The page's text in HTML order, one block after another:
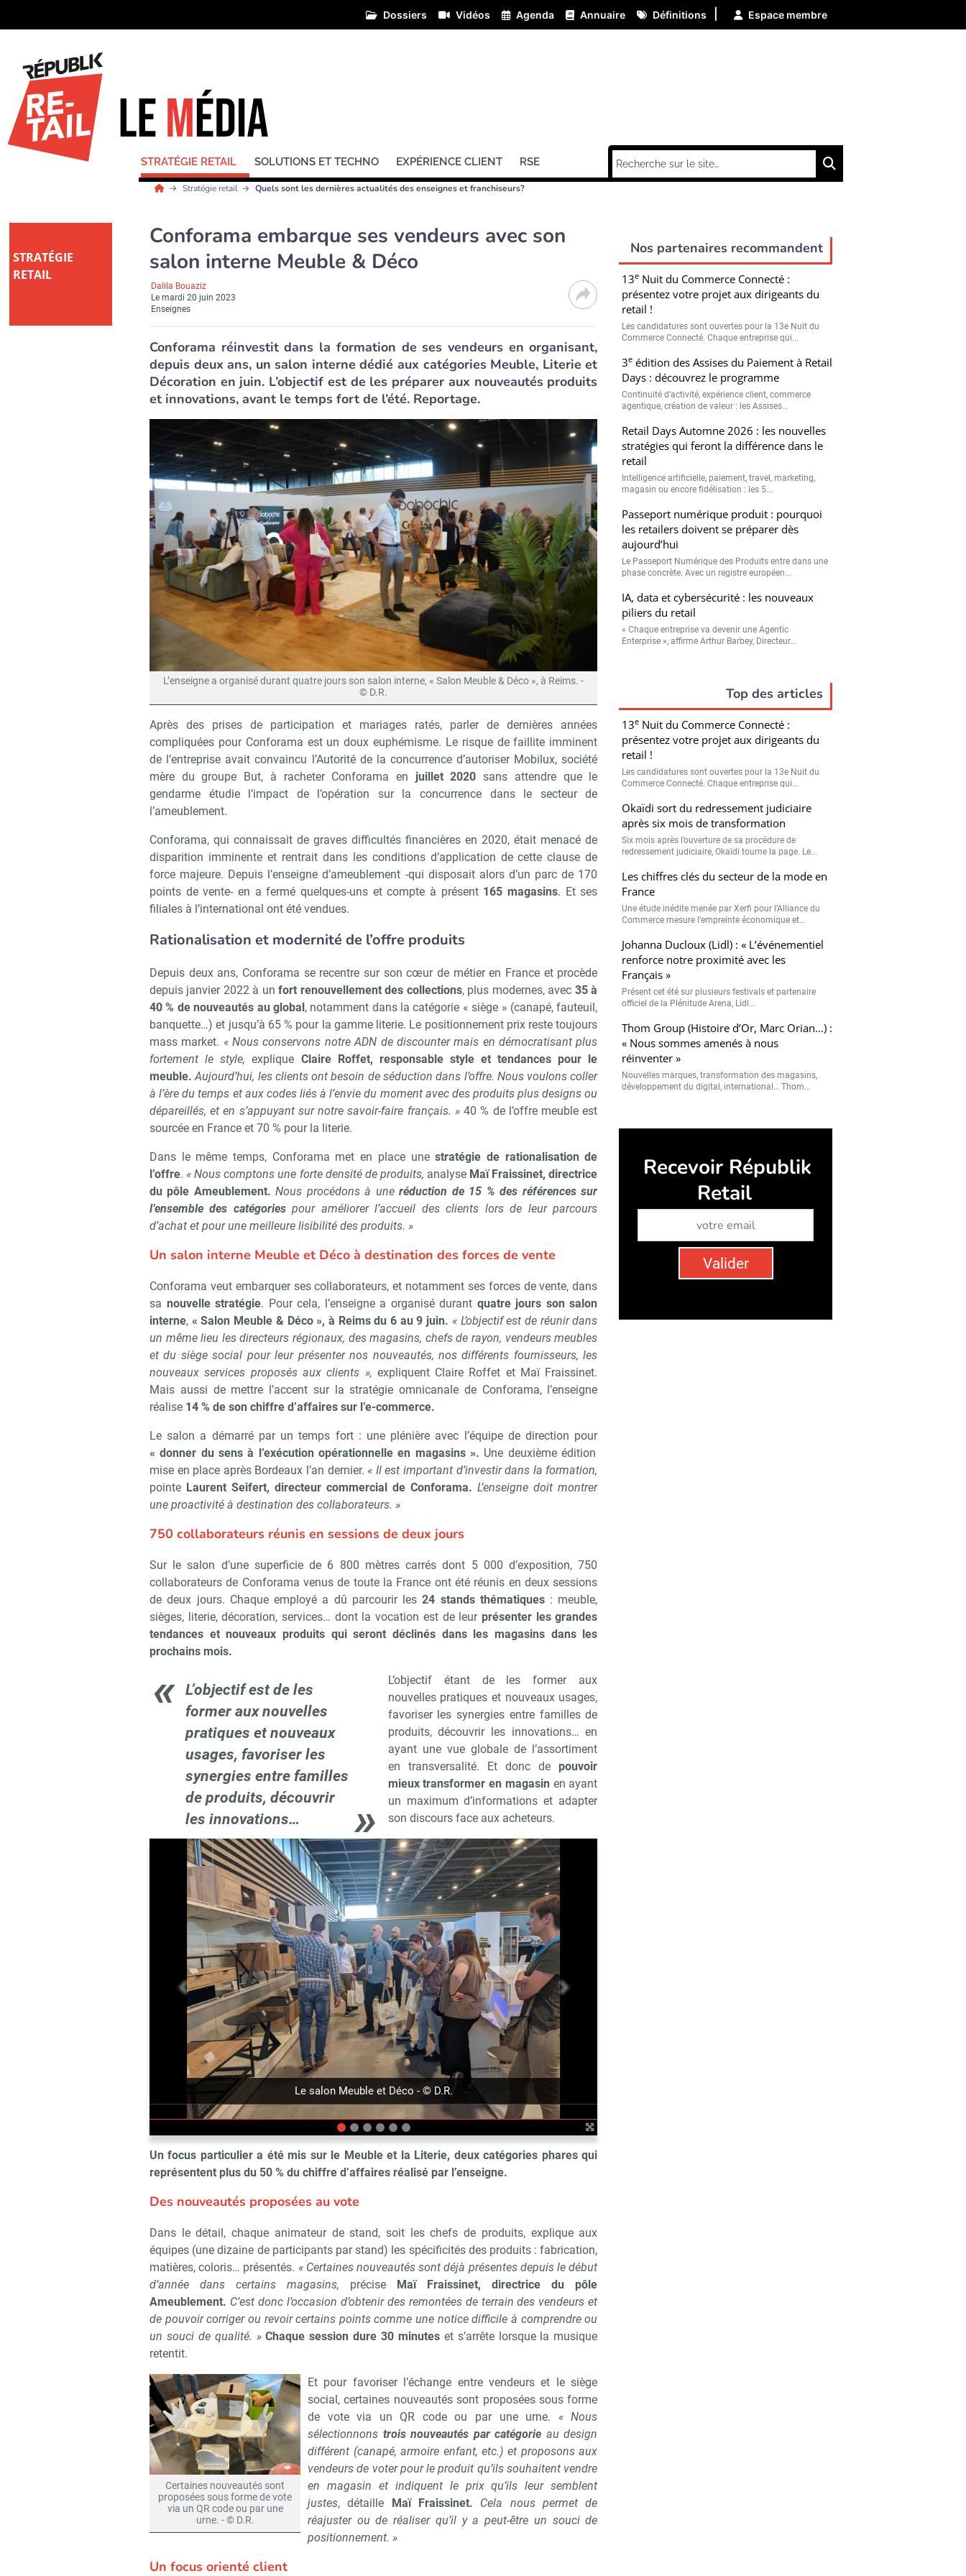
Dossiers Vidéos Agenda Annuaire Définitions Espace membre
STRATÉGIE RETAIL SOLUTIONS ET TECHNO EXPÉRIENCE CLIENT RSE
Stratégie retail Quels sont les dernières actualités des enseignes et franchiseurs?
STRATÉGIE
RETAIL
Conforama embarque ses vendeurs avec son
salon interne Meuble & Déco
Dalila Bouaziz
Lemardi 20 juin 2023
Enseignes
Conforama réinvestit dans la formation de ses vendeurs en organisant,
depuis deux ans, un salon interne dédié aux catégories Meuble, Literie et
Décoration en juin. L’objectif est de les préparer aux nouveautés produits
et innovations, avant le temps fort de l’été. Reportage.
L’enseigne a organisé durant quatre jours son salon interne, « Salon Meuble & Déco », à Reims. -
© D.R.
Après des prises de participation et mariages ratés, parler de dernières années
compliquées pour Conforama est un doux euphémisme. Le risque de faillite imminent
de l’entreprise avait convaincu l’Autorité de la concurrence d’autoriser Mobilux, société
mère du groupe But, à racheter Conforama en juillet 2020 sans attendre que le
gendarme étudie l’impact de l’opération sur la concurrence dans le secteur de
l’ameublement.
Conforama, qui connaissait de graves difficultés financières en 2020, était menacé de
disparition imminente et rentrait dans les conditions d’application de cette clause de
force majeure. Depuis l’enseigne d’ameublement -qui disposait alors d’un parc de 170
points de vente- en a fermé quelques-uns et compte à présent 165 magasins. Et ses
filiales à l’international ont été vendues.
Rationalisation et modernité de l’offre produits
Depuis deux ans, Conforama se recentre sur son cœur de métier en France et procède
depuis janvier 2022 à unfort renouvellement des collections, plus modernes, avec 35 à
40 % de nouveautés au global, notamment dans la catégorie « siège » (canapé, fauteuil,
banquette…) et jusqu’à 65 % pour la gamme literie. Le positionnement prix reste toujours
mass market. « Nous conservons notre ADN de discounter mais en démocratisant plus
fortement le style,explique Claire Roffet, responsable style et tendances pour le
meuble. Aujourd’hui, les clients ont besoin de séduction dans l’offre. Nous voulons coller
à l’ère du temps et aux codes liés à l’envie du moment avec des produits plus designs ou
dépareillés, et en s’appuyant sur notre savoir-faire français. »40 % de l’offre meuble est
sourcée en France et 70 % pour la literie.
Dans le même temps, Conforama met en place unestratégie de rationalisation de
l’offre. « Nous comptons une forte densité de produits, analyse Maï Fraissinet, directrice
du pôle Ameublement.Nous procédons à uneréduction de 15 % des références sur
l’ensemble des catégoriespour améliorer l’accueil des clients lors de leur parcours
d’achat et pour une meilleure lisibilité des produits. »
Un salon interne Meuble et Déco à destination des forces de vente
Conforama veut embarquer ses collaborateurs, et notamment ses forces de vente, dans
sa nouvelle stratégie. Pour cela, l’enseigne a organisé durant quatre jours son salon
interne, « Salon Meuble & Déco », à Reims du 6 au 9 juin. « L’objectif est de réunir dans
un même lieu les directeurs régionaux, des magasins, chefs de rayon, vendeurs meubles
et du siège social pour leur présenter nos nouveautés, nos différents fournisseurs, les
nouveaux services proposés aux clients », expliquent Claire Roffet et Maï Fraissinet.
Mais aussi de mettre l’accent sur la stratégie omnicanale de Conforama, l’enseigne
réalise 14 % de son chiffre d’affaires sur l’e-commerce.
Le salon a démarré par un temps fort : une plénière avec l’équipe de direction pour
« donner du sens à l’exécution opérationnelle en magasins ». Une deuxième édition
mise en place après Bordeaux l’an dernier. « Il est important d’investir dans la formation,
pointe Laurent Seifert, directeur commercial de Conforama.L’enseigne doit montrer
une proactivité à destination des collaborateurs. »
750 collaborateurs réunis en sessions de deux jours
Sur le salon d’une superficie de 6 800 mètres carrés dont 5 000 d’exposition, 750
collaborateurs de Conforama venus de toute la France ont été réunis en deux sessions
de deux jours. Chaque employé a dû parcourir les24 stands thématiques: meuble,
sièges, literie, décoration, services… dont la vocation est de leur présenter les grandes
tendances et nouveaux produits qui seront déclinés dans les magasins dans les
prochains mois.
L’objectif est de les
former aux nouvelles
pratiques et nouveaux
usages, favoriser les
synergies entre familles
de produits, découvrir
les innovations…
L’objectif étant de les former aux
nouvelles pratiques et nouveaux usages,
favoriser les synergies entre familles de
produits, découvrir les innovations… en
ayant une vue globale de l’assortiment
en transversalité. Et donc de pouvoir
mieux transformer en magasin en ayant
un maximum d’informations et adapter
son discours face aux acheteurs.
Le salon Meuble et Déco - © D.R.
précédent suivant
Un focus particulier a été mis sur le Meuble et la Literie, deux catégories phares qui
représentent plus du 50 % du chiffre d’affaires réalisé par l’enseigne.
Des nouveautés proposées au vote
Dans le détail, chaque animateur de stand, soit les chefs de produits, explique aux
équipes (une dizaine de participants par stand) les spécificités des produits : fabrication,
matières, coloris… présentés. « Certaines nouveautés sont déjà présentes depuis le début
d’année dans certains magasins, précise Maï Fraissinet, directrice du pôle
Ameublement. C’est donc l’occasion d’obtenir des remontées de terrain des vendeurs et
de pouvoir corriger ou revoir certains points comme une notice difficile à comprendre ou
un souci de qualité. »Chaque session dure 30 minuteset s’arrête lorsque la musique
retentit.
Certaines nouveautés sont
proposées sous forme de vote
via un QR code ou par une
urne. - © D.R.
Et pour favoriser l’échange entre vendeurs et le siège
social, certaines nouveautés sont proposées sous forme
de vote via un QR code ou par une urne. « Nous
sélectionnons trois nouveautés par catégorie au design
différent (canapé, armoire enfant, etc.) et proposons aux
vendeurs de voter pour le produit qu’ils souhaitent vendre
en magasin et indiquent le prix qu’ils leur semblent
justes, détaille Maï Fraissinet. Cela nous permet de
réajuster ou de réaliser qu’il y a peut-être un souci de
positionnement. »
Un focus orienté client
Nos partenaires recommandent
13eNuit du Commerce Connecté :
présentez votre projet aux dirigeants du
retail !
Les candidatures sont ouvertes pour la 13e Nuit du
Commerce Connecté. Chaque entreprise qui...
3eédition des Assises du Paiement à Retail
Days : découvrez le programme
Continuité d’activité, expérience client, commerce
agentique, création de valeur : les Assises...
Retail Days Automne 2026 : les nouvelles
stratégies qui feront la différence dans le
retail
Intelligence artificielle, paiement, travel, marketing,
magasin ou encore fidélisation : les 5...
Passeport numérique produit : pourquoi
les retailers doivent se préparer dès
aujourd’hui
Le Passeport Numérique des Produits entre dans une
phase concrète. Avec un registre européen...
IA, data et cybersécurité : les nouveaux
piliers du retail
« Chaque entreprise va devenir une Agentic
Enterprise », affirme Arthur Barbey, Directeur...
Top des articles
13eNuit du Commerce Connecté :
présentez votre projet aux dirigeants du
retail !
Les candidatures sont ouvertes pour la 13e Nuit du
Commerce Connecté. Chaque entreprise qui...
Okaïdi sort du redressement judiciaire
après six mois de transformation
Six mois après l’ouverture de sa procédure de
redressement judiciaire, Okaïdi tourne la page. Le...
Les chiffres clés du secteur de la mode en
France
Une étude inédite menée par Xerfi pour l’Alliance du
Commerce mesure l’empreinte économique et...
Johanna Ducloux (Lidl) : « L’événementiel
renforce notre proximité avec les
Français »
Présent cet été sur plusieurs festivals et partenaire
officiel de la Plénitude Arena, Lidl...
Thom Group (Histoire d’Or, Marc Orian…) :
« Nous sommes amenés à nous
réinventer »
Nouvelles marques, transformation des magasins,
développement du digital, international… Thom...
Recevoir Républik Retail Abonnez-vous à notre newsletter
Non merci, je reçois déjà ! Je déciderai plus tard